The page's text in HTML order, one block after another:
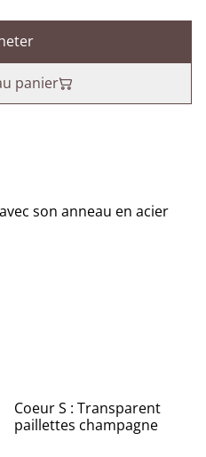
panier
son anneau en acier
Coeur S : Transparent
paillettes champagne